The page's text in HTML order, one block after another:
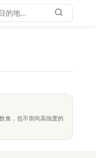
食，也不崇尚高強度的